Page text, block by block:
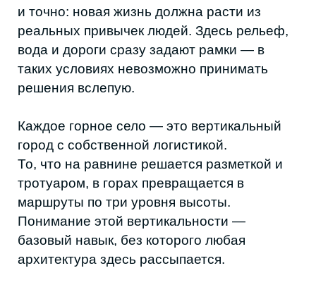
Мастер-план Сулейман-Стальского района
строится на пяти опорах: допустимая
застройка, общественные пространства и
спорт, поддержка малого бизнеса, работа с
ландшафтом и рекреацией, организация
передвижения. Отдельный блок — торговля